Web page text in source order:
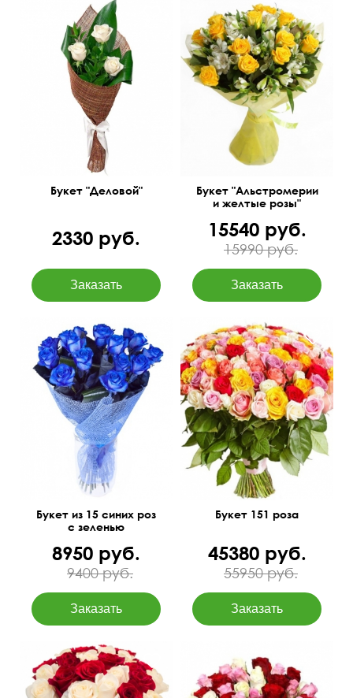
Белые розы, итальянский
русскус, аспидистра,
джут.
50 см
Букет "Деловой"
2330 руб.
Яркое сочетание
50 см
40 см
Букет "Альстромерии
и желтые розы"
15540 руб.
15990 руб.
50 см 40 см
Букет из 15 синих роз
с зеленью
8950 руб.
9400 руб.
50 см 85 см
Букет 151 роза
45380 руб.
55950 руб.